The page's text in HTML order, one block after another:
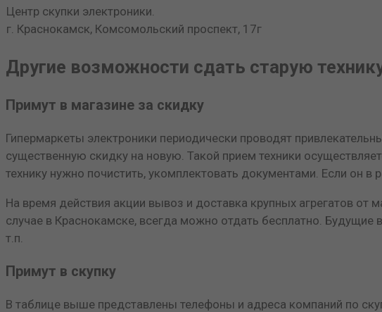
Центр скупки электроники.
г. Краснокамск, Комсомольский проспект, 17г
Другие возможности сдать старую
Примут в магазине за скидку
Гипермаркеты электроники периодически проводят
существенную скидку на новую. Такой прием техники
технику нужно почистить, укомплектовать документами. Если он
На время действия акции вывоз и доставка крупных агрегатов от
случае в Краснокамске, всегда можно отдать бесплатно.
т.п.
Примут в скупку
В таблице выше представлены телефоны и адреса компаний по